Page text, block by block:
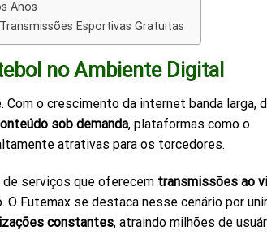
Anos
Esportivas Gratuitas
no Ambiente Digital
o crescimento da internet banda larga,
sob demanda, plataformas como o
atrativas para os torcedores.
serviços que oferecem transmissões ao
O Futemax se destaca nesse cenário por unir
constantes, atraindo milhões de